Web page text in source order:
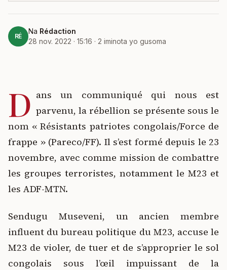
RÉ
Na Rédaction
28 nov. 2022 · 15:16 · 2 iminota yo gusoma
D ans un communiqué qui nous est
parvenu, la rébellion se présente sous le
nom « Résistants patriotes congolais/Force de
frappe » (Pareco/FF). Il s’est formé depuis le 23
novembre, avec comme mission de combattre
les groupes terroristes, notamment le M23 et
les ADF-MTN.
Sendugu Museveni, un ancien membre
influent du bureau politique du M23, accuse le
M23 de violer, de tuer et de s’approprier le sol
congolais sous l’œil impuissant de la